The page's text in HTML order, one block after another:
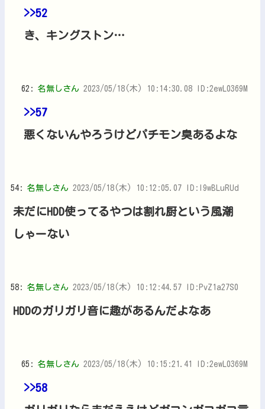
>>52
き、キングストン…
62: 名無しさん 2023/05/18(木) 10:14:30.08 ID:2ewL0369M
>>57
悪くないんやろうけどパチモン臭あるよな
54: 名無しさん 2023/05/18(木) 10:12:05.07 ID:I9wBLuRUd
未だにHDD使ってるやつは割れ厨という風潮
しゃーない
58: 名無しさん 2023/05/18(木) 10:12:44.57 ID:PvZ1a27S0
HDDのガリガリ音に趣があるんだよなあ
65: 名無しさん 2023/05/18(木) 10:15:21.41 ID:2ewL0369M
>>58